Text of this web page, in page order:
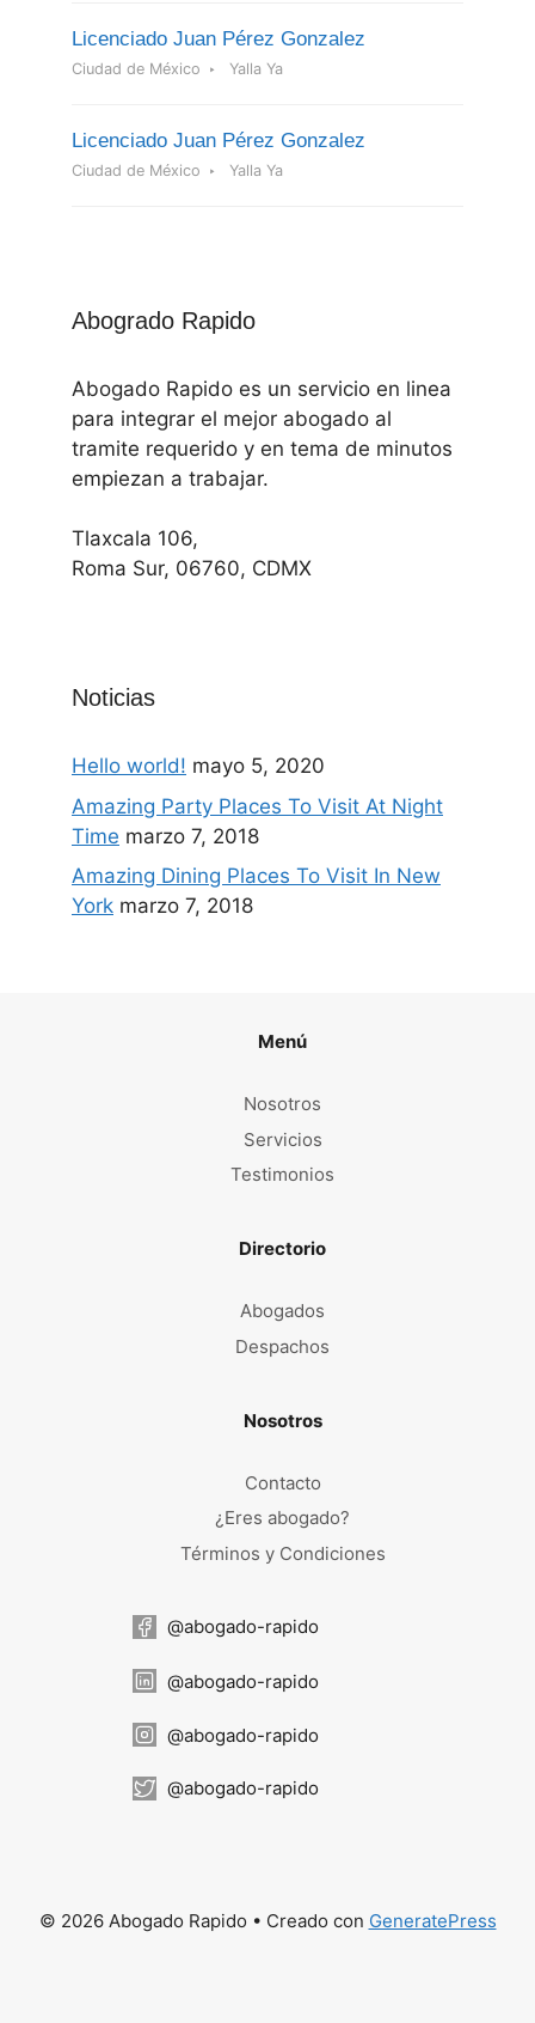
Licenciado Juan Pérez Gonzalez
Ciudad de México Yalla Ya
Licenciado Juan Pérez Gonzalez
Ciudad de México Yalla Ya
Abogrado Rapido
Abogado Rapido es un servicio en linea
para integrar el mejor abogado al
tramite requerido y en tema de minutos
empiezan a trabajar.
Tlaxcala 106,
Roma Sur, 06760, CDMX
Noticias
Hello world! mayo 5, 2020
Amazing Party Places To Visit At Night
Time marzo 7, 2018
Amazing Dining Places To Visit In New
York marzo 7, 2018
Menú
Nosotros
Servicios
Testimonios
Directorio
Abogados
Despachos
Nosotros
Contacto
¿Eres abogado?
Términos y Condiciones
@abogado-rapido
@abogado-rapido
@abogado-rapido
@abogado-rapido
© 2026 Abogado Rapido • Creado con GeneratePress